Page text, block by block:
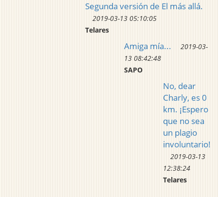
Segunda versión de El más allá.
2019-03-13 05:10:05
Telares
Amiga mía...
2019-03-
13 08:42:48
SAPO
No, dear
Charly, es 0
km. ¡Espero
que no sea
un plagio
involuntario!
2019-03-13
12:38:24
Telares